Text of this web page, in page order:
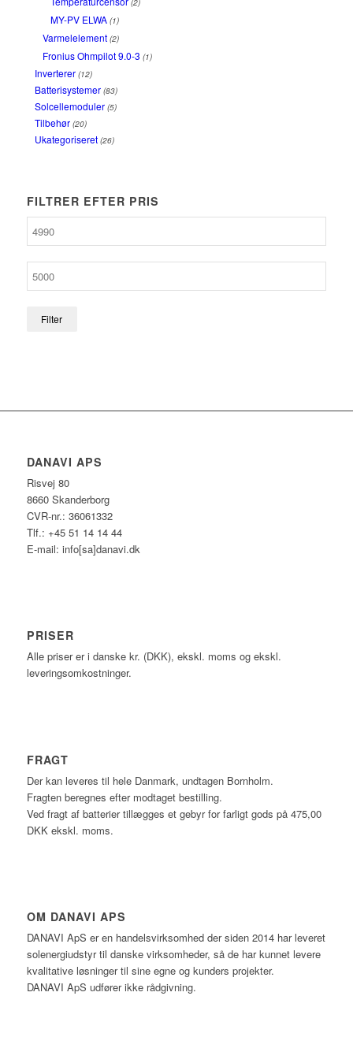
(2)
MY-PV ELWA (1)
Varmelelement (2)
Fronius Ohmpilot 9.0-3 (1)
Inverterer (12)
Batterisystemer (83)
Solcellemoduler (5)
Tilbehør (20)
Ukategoriseret (26)
FILTRER EFTER PRIS
Filter
DANAVI APS
Risvej 80
8660 Skanderborg
CVR-nr.: 36061332
Tlf.: +45 51 14 14 44
E-mail: info[sa]danavi.dk
PRISER
Alle priser er i danske kr. (DKK), ekskl. moms og ekskl.
leveringsomkostninger.
FRAGT
Der kan leveres til hele Danmark, undtagen Bornholm.
Fragten beregnes efter modtaget bestilling.
Ved fragt af batterier tillægges et gebyr for farligt gods på 475,00
DKK ekskl. moms.
OM DANAVI APS
DANAVI ApS er en handelsvirksomhed der siden 2014 har leveret
solenergiudstyr til danske virksomheder, så de har kunnet levere
kvalitative løsninger til sine egne og kunders projekter.
DANAVI ApS udfører ikke rådgivning.